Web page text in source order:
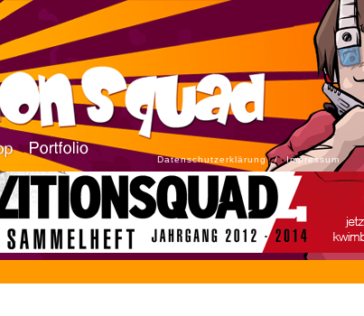
Datenschutzerklärung / Impressum